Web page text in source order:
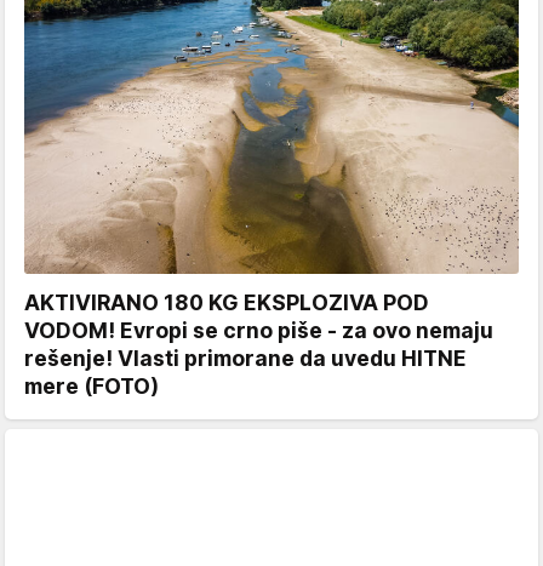
AKTIVIRANO 180 KG EKSPLOZIVA POD
VODOM! Evropi se crno piše - za ovo nemaju
rešenje! Vlasti primorane da uvedu HITNE
mere (FOTO)